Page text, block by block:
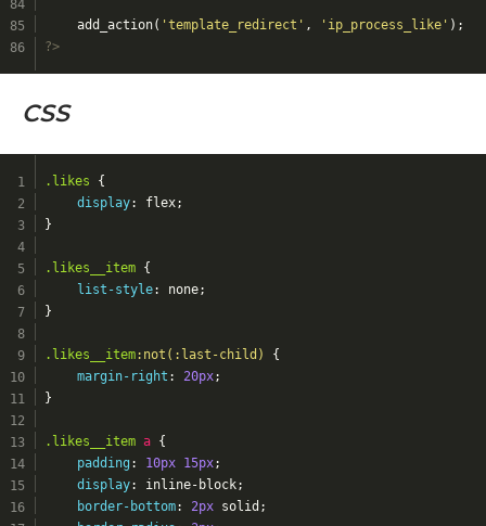
	add_action(
'template_redirect' , 'ip_process_like' );
?>
CSS
.likes {
display: flex;
}
.likes__item {
list-style: none;
}
.likes__item:not( :last-child)
{
margin-right : 20px;
}
.likes__item a {
padding : 10px 15px;
display: inline-block;
border-bottom: 2px solid;